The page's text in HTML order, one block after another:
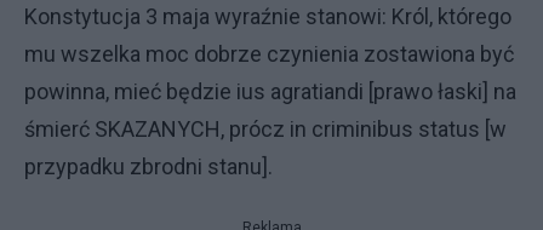
Konstytucja 3 maja wyraźnie stanowi: Król, którego
mu wszelka moc dobrze czynienia zostawiona być
powinna, mieć będzie ius agratiandi [prawo łaski] na
śmierć SKAZANYCH, prócz in criminibus status [w
przypadku zbrodni stanu].